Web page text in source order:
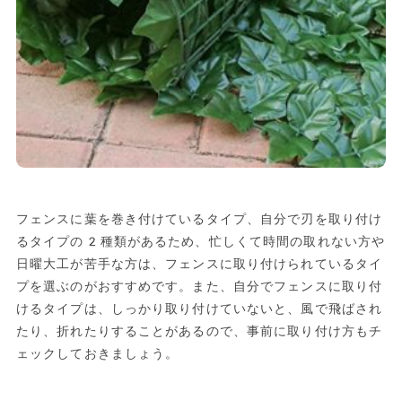
フェンスに葉を巻き付けているタイプ、自分で刃を取り付け
るタイプの2種類があるため、忙しくて時間の取れない方や
日曜大工が苦手な方は、フェンスに取り付けられているタイ
プを選ぶのがおすすめです。また、自分でフェンスに取り付
けるタイプは、しっかり取り付けていないと、風で飛ばされ
たり、折れたりすることがあるので、事前に取り付け方もチ
ェックしておきましょう。